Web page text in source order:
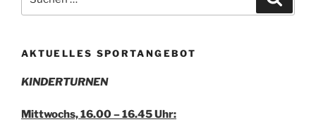
nach:
AKTUELLES SPORTANGEBOT
KINDERTURNEN
Mittwochs, 16.00 – 16.45 Uhr: